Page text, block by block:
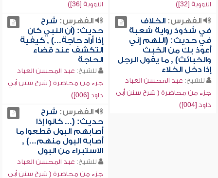
النووية [32])
النووية [36])
الفهرس:الخلاف
في شذوذ رواية شعبة
في حديث: (اللهم إني
أعوذ بك من الخبث
والخبائث) , ما يقول الرجل
إذا دخل الخلاء
للشيخ: عبد المحسن العباد
جزء من محاضرة ( شرح سنن أبي
داود [004])
الفهرس: شرح
حديث: (أن النبي كان
إذا أراد حاجة...) , كيفية
التكشف عند قضاء
الحاجة
للشيخ: عبد المحسن العباد
جزء من محاضرة ( شرح سنن أبي
داود [006])
الفهرس: شرح
حديث: (... كانوا إذا
أصابهم البول قطعوا ما
أصابه البول منهم...) ,
الاستبراء من البول
للشيخ: عبد المحسن العباد
جزء من محاضرة ( شرح سنن أبي